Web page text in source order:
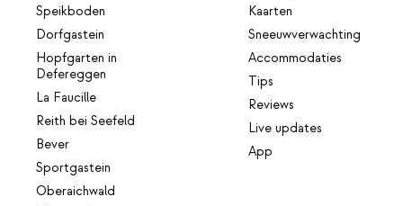
Speikboden
Dorfgastein
Hopfgarten in
Defereggen
La Faucille
Reith bei Seefeld
Bever
Sportgastein
Oberaichwald
Kaarten
Sneeuwverwachting
Accommodaties
Tips
Reviews
Live updates
App